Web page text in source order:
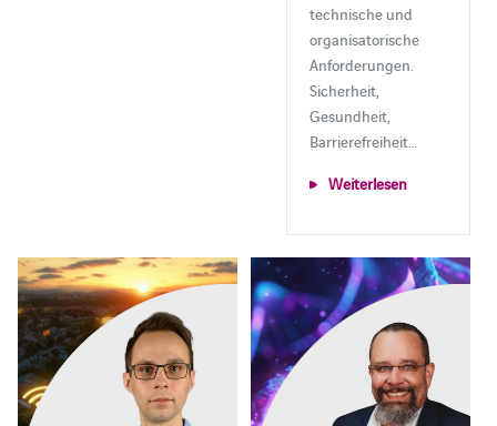
technische und
organisatorische
Anforderungen.
Sicherheit,
Gesundheit,
Barrierefreiheit…
Weiterlesen